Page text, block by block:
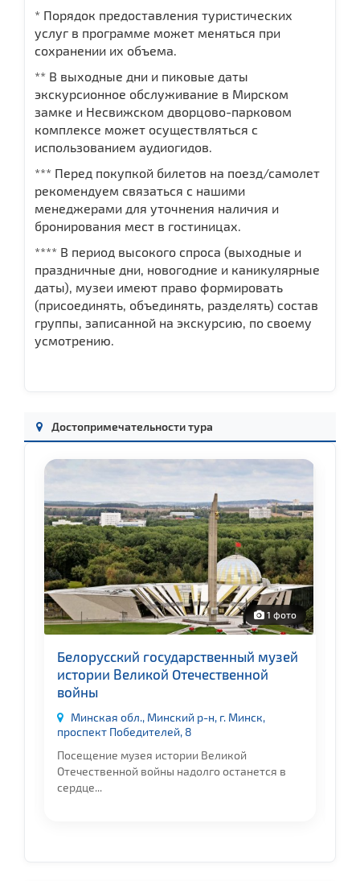
* Порядок предоставления туристических
услуг в программе может меняться при
сохранении их объема.
** В выходные дни и пиковые даты
экскурсионное обслуживание в Мирском
замке и Несвижском дворцово-парковом
комплексе может осуществляться с
использованием аудиогидов.
*** Перед покупкой билетов на поезд/самолет
рекомендуем связаться с нашими
менеджерами для уточнения наличия и
бронирования мест в гостиницах.
**** В период высокого спроса (выходные и
праздничные дни, новогодние и каникулярные
даты), музеи имеют право формировать
(присоединять, объединять, разделять) состав
группы, записанной на экскурсию, по своему
усмотрению.
Достопримечательности тура
1 фото
Белорусский государственный музей
истории Великой Отечественной
войны
Минская обл., Минский р-н, г. Минск,
проспект Победителей, 8
Посещение музея истории Великой
Отечественной войны надолго останется в
сердце...